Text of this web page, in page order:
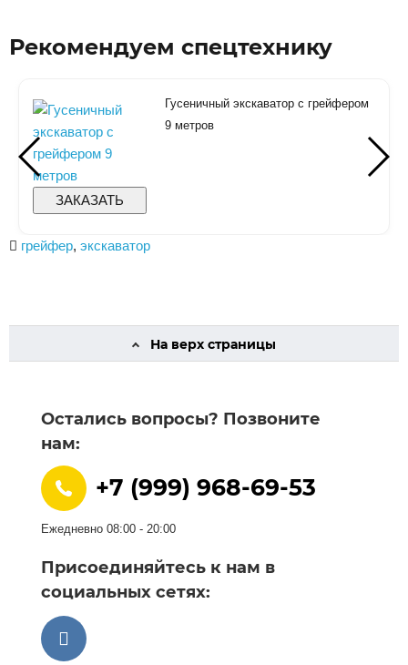
Рекомендуем спецтехнику
ЗАКАЗАТЬ
Гусеничный экскаватор с грейфером
9 метров
грейфер, экскаватор
На верх страницы
Остались вопросы? Позвоните
нам:
+7 (999) 968-69-53
Ежедневно 08:00 - 20:00
Присоединяйтесь к нам в
социальных сетях: